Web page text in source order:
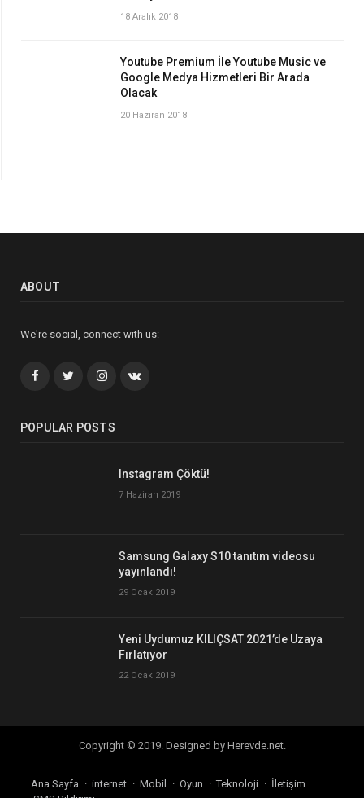
18 Aralık 2018
Youtube Premium İle Youtube Music ve
Google Medya Hizmetleri Bir Arada
Olacak
20 Haziran 2018
ABOUT
We're social, connect with us:
FacebookTwitterİnstagram+
VK
POPULAR POSTS
Instagram Çöktü!
7 Haziran 2019
Samsung Galaxy S10 tanıtım videosu
yayınlandı!
29 Ocak 2019
Yeni Uydumuz KILIÇSAT 2021’de Uzaya
Fırlatıyor
22 Ocak 2019
Copyright © 2019. Designed by Herevde.net.
Ana Sayfa internet Mobil Oyun Teknoloji
İletişim